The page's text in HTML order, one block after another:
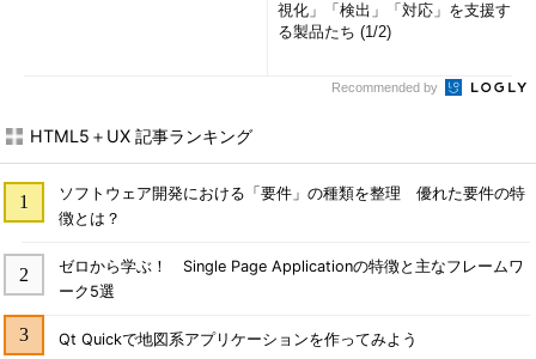
視化」「検出」「対応」を支援す
る製品たち (1/2)
Recommended by
HTML5＋UX 記事ランキング
ソフトウェア開発における「要件」の種類を整理 優れた要件の特
徴とは？
ゼロから学ぶ！ Single Page Applicationの特徴と主なフレームワ
ーク5選
Qt Quickで地図系アプリケーションを作ってみよう